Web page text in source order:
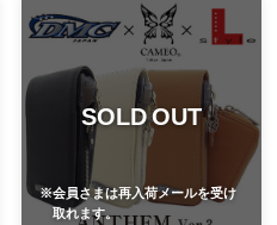
SOLD OUT
※会員さまは再入荷メールを受け
取れます。